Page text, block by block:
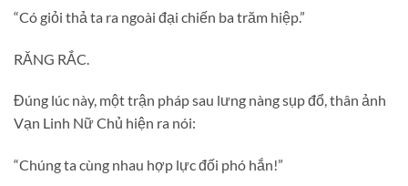
“Có giỏi thả ta ra ngoài đại chiến ba trăm hiệp.”
RĂNG RẮC.
Đúng lúc này, một trận pháp sau lưng nàng sụp đổ, thân ảnh
Vạn Linh Nữ Chủ hiện ra nói:
“Chúng ta cùng nhau hợp lực đối phó hắn!”